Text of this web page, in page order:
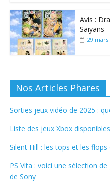
Avis :
Saiyans
29 mars
Nos Articles Phares
Sorties jeux vidéo de 2025 :
Liste des jeux Xbox
Silent Hill : les tops et les flops
PS Vita : voici une sélection
de Sony